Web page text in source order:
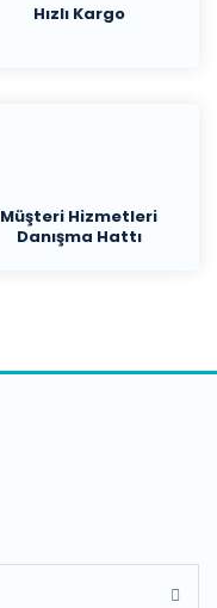
Hızlı Kargo
Müşteri Hizmetleri
Danışma Hattı